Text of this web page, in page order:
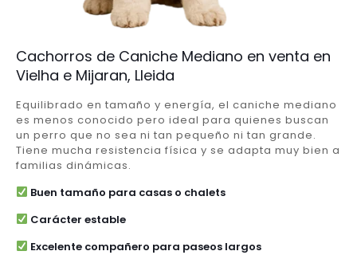
Cachorros de Caniche Mediano en venta en
Vielha e Mijaran, Lleida
Equilibrado en tamaño y energía, el caniche mediano
es menos conocido pero ideal para quienes buscan
un perro que no sea ni tan pequeño ni tan grande.
Tiene mucha resistencia física y se adapta muy bien a
familias dinámicas.
Buen tamaño para casas o chalets
Carácter estable
Excelente compañero para paseos largos